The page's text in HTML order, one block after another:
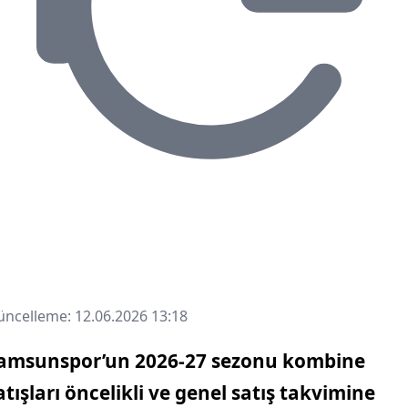
12.06.2026 13:18
2026-27 sezonu kombine
öncelikli ve genel satış takvimine